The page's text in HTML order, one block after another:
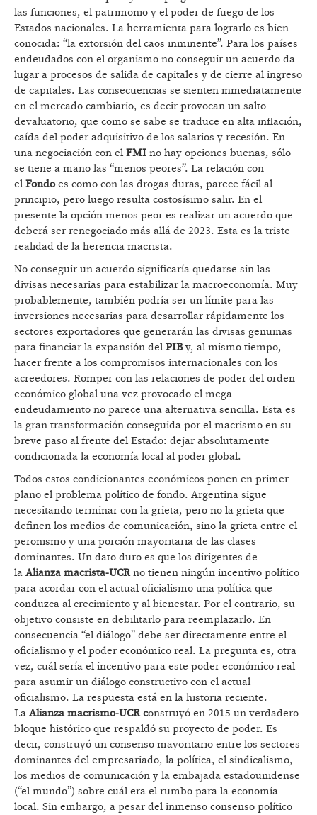
las funciones, el patrimonio y el poder de fuego de los
Estados nacionales. La herramienta para lograrlo es bien
conocida: “la extorsión del caos inminente”. Para los países
endeudados con el organismo no conseguir un acuerdo da
lugar a procesos de salida de capitales y de cierre al ingreso
de capitales. Las consecuencias se sienten inmediatamente
en el mercado cambiario, es decir provocan un salto
devaluatorio, que como se sabe se traduce en alta inflación,
caída del poder adquisitivo de los salarios y recesión. En
una negociación con el FMI no hay opciones buenas, sólo
se tiene a mano las “menos peores”. La relación con
el Fondoes como con las drogas duras, parece fácil al
principio, pero luego resulta costosísimo salir. En el
presente la opción menos peor es realizar un acuerdo que
deberá ser renegociado más allá de 2023. Esta es la triste
realidad de la herencia macrista.
No conseguir un acuerdo significaría quedarse sin las
divisas necesarias para estabilizar la macroeconomía. Muy
probablemente, también podría ser un límite para las
inversiones necesarias para desarrollar rápidamente los
sectores exportadores que generarán las divisas genuinas
para financiar la expansión del PIBy, al mismo tiempo,
hacer frente a los compromisos internacionales con los
acreedores. Romper con las relaciones de poder del orden
económico global una vez provocado el mega
endeudamiento no parece una alternativa sencilla. Esta es
la gran transformación conseguida por el macrismo en su
breve paso al frente del Estado: dejar absolutamente
condicionada la economía local al poder global.
Todos estos condicionantes económicos ponen en primer
plano el problema político de fondo. Argentina sigue
necesitando terminar con la grieta, pero no la grieta que
definen los medios de comunicación, sino la grieta entre el
peronismo y una porción mayoritaria de las clases
dominantes. Un dato duro es que los dirigentes de
la Alianza macrista-UCRno tienen ningún incentivo político
para acordar con el actual oficialismo una política que
conduzca al crecimiento y al bienestar. Por el contrario, su
objetivo consiste en debilitarlo para reemplazarlo. En
consecuencia “el diálogo” debe ser directamente entre el
oficialismo y el poder económico real. La pregunta es, otra
vez, cuál sería el incentivo para este poder económico real
para asumir un diálogo constructivo con el actual
oficialismo. La respuesta está en la historia reciente.
La Alianza macrismo-UCR construyó en 2015 un verdadero
bloque histórico que respaldó su proyecto de poder. Es
decir, construyó un consenso mayoritario entre los sectores
dominantes del empresariado, la política, el sindicalismo,
los medios de comunicación y la embajada estadounidense
(“el mundo”) sobre cuál era el rumbo para la economía
local. Sin embargo, a pesar del inmenso consenso político